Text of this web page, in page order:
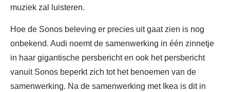
muziek zal luisteren.
Hoe de Sonos beleving er precies uit gaat zien is nog
onbekend. Audi noemt de samenwerking in één zinnetje
in haar gigantische persbericht en ook het persbericht
vanuit Sonos beperkt zich tot het benoemen van de
samenwerking. Na de samenwerking met Ikea is dit in